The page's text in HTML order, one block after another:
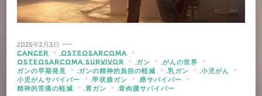
2025年2月3日
CANCER
OSTEOSARCOMA
OSTEOSARCOMA SURVIVOR
ガン
がんの世界
ガンの早期発見
ガンの精神的負担の軽減 乳ガン
小児がん
小児がんサバイバー
甲状腺ガン
癌サバイバー
精神的苦痛の軽減
胃ガン 骨肉腫サバイバー